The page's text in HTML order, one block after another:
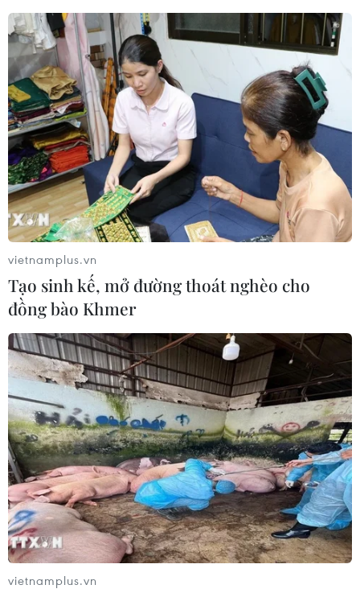
vietnamplus.vn
Tạo sinh kế, mở đường thoát nghèo cho
đồng bào Khmer
vietnamplus.vn